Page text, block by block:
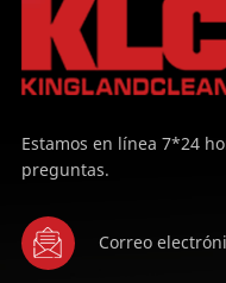
Estamos en línea 7*24
preguntas.
Correo